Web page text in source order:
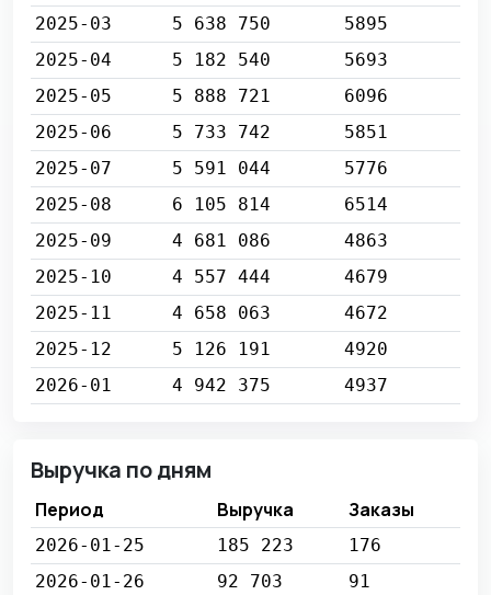
2025-03
5 638 750
5895
2025-04
5 182 540
5693
2025-05
5 888 721
6096
2025-06
5 733 742
5851
2025-07
5 591 044
5776
2025-08
6 105 814
6514
2025-09
4 681 086
4863
2025-10
4 557 444
4679
2025-11
4 658 063
4672
2025-12
5 126 191
4920
2026-01
4 942 375 4937
Выручка по дням
Период Выручка Заказы
2026-01-25 185 223
176
2026-01-26
92 703
91